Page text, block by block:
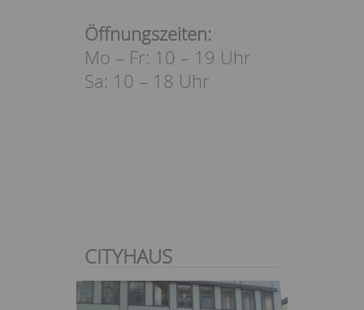
Öffnungszeiten:
Mo – Fr: 10 – 19 Uhr
Sa: 10 – 18 Uhr
CITYHAUS